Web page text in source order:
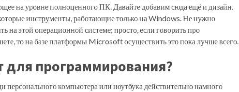
на уровне полноценного ПК. Давайте добавим сюда ещё и дизайн.
инструменты, работающие только на Windows. Не нужно
на этой операционной системе; просто, если говорить про
то на базе платформы Microsoft осуществить это пока лучше всего.
программирования?
компьютера или ноутбука действительно намного